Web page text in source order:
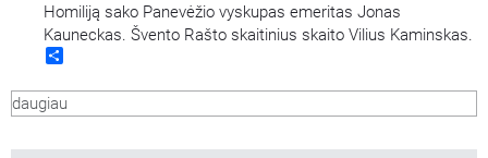
Homiliją sako Panevėžio vyskupas emeritas Jonas
Kauneckas. Švento Rašto skaitinius skaito Vilius Kaminskas.
daugiau